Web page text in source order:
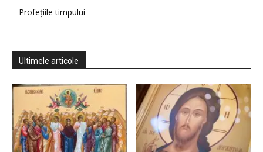
Profețiile timpului
Ultimele articole